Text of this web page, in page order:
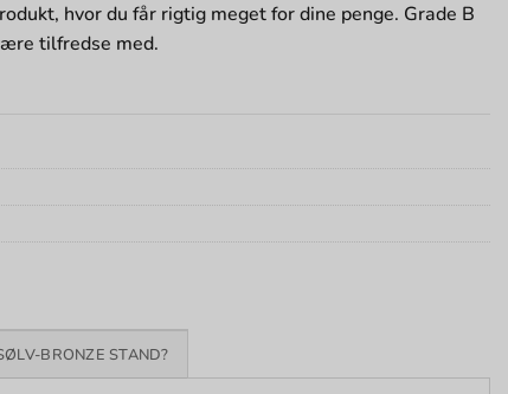
hvor du får rigtig meget for dine penge. Grade B
tilfredse med.
BRONZE STAND?